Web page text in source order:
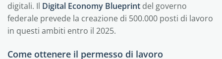
digitali. Il Digital Economy Blueprint del governo
federale prevede la creazione di 500.000 posti di lavoro
in questi ambiti entro il 2025.
Come ottenere il permesso di lavoro